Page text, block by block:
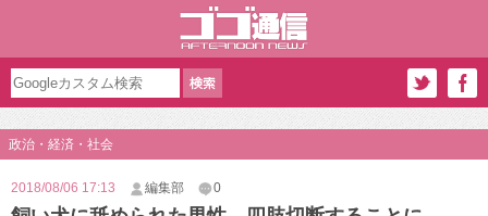
政治・経済・社会
2018/08/06 17:13 編集部 0